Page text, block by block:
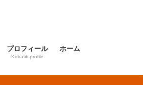
プロフィール
Kobatiti profile
ホーム